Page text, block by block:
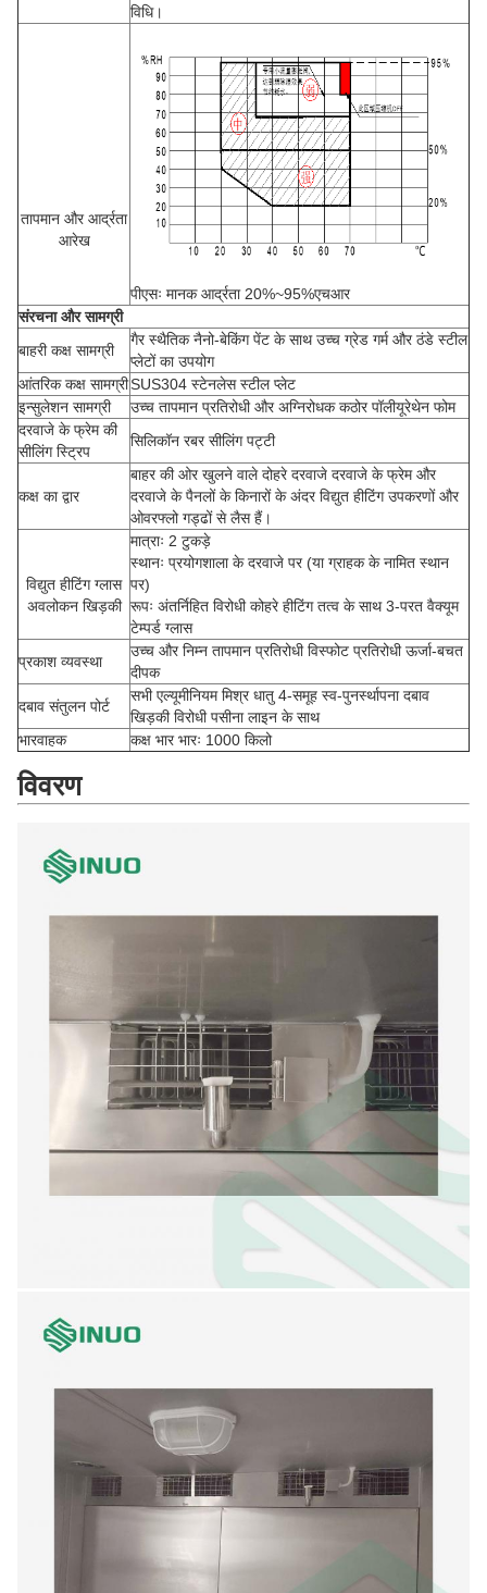
विधि।
तापमान और आर्द्रता
आरेख
पीएसः मानक आर्द्रता 20%~95%एचआर
संरचना और सामग्री
बाहरी कक्ष सामग्री
गैर स्थैतिक नैनो-बेकिंग पेंट के साथ उच्च ग्रेड गर्म और ठंडे स्टील
प्लेटों का उपयोग
आंतरिक कक्ष सामग्रीSUS304 स्टेनलेस स्टील प्लेट
इन्सुलेशन सामग्री
उच्च तापमान प्रतिरोधी और अग्निरोधक कठोर पॉलीयूरेथेन फोम
दरवाजे के फ्रेम की
सीलिंग स्ट्रिप
सिलिकॉन रबर सीलिंग पट्टी
कक्ष का द्वार
बाहर की ओर खुलने वाले दोहरे दरवाजे दरवाजे के फ्रेम और
दरवाजे के पैनलों के किनारों के अंदर विद्युत हीटिंग उपकरणों और
ओवरफ्लो गड्ढों से लैस हैं।
विद्युत हीटिंग ग्लास
अवलोकन खिड़की
मात्राः 2 टुकड़े
स्थानः प्रयोगशाला के दरवाजे पर (या ग्राहक के नामित स्थान
पर)
रूपः अंतर्निहित विरोधी कोहरे हीटिंग तत्व के साथ 3-परत वैक्यूम
टेम्पर्ड ग्लास
प्रकाश व्यवस्था
उच्च और निम्न तापमान प्रतिरोधी विस्फोट प्रतिरोधी ऊर्जा-बचत
दीपक
दबाव संतुलन पोर्ट
सभी एल्यूमीनियम मिश्र धातु 4-समूह स्व-पुनर्स्थापना दबाव
खिड़की विरोधी पसीना लाइन के साथ
भारवाहक
कक्ष भार भारः 1000 किलो
विवरण